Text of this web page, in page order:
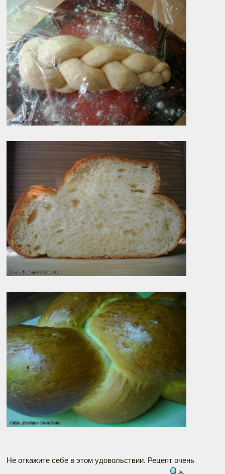
Не откажите себе в этом удовольствии. Рецепт очень